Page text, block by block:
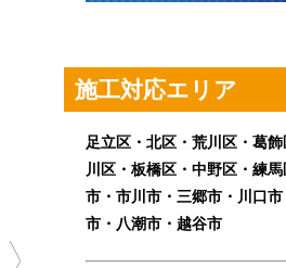
施工対応エリア
足立区・北区・荒川区・葛
川区・板橋区・中野区・練
市・市川市・三郷市・川口
市・八潮市・越谷市